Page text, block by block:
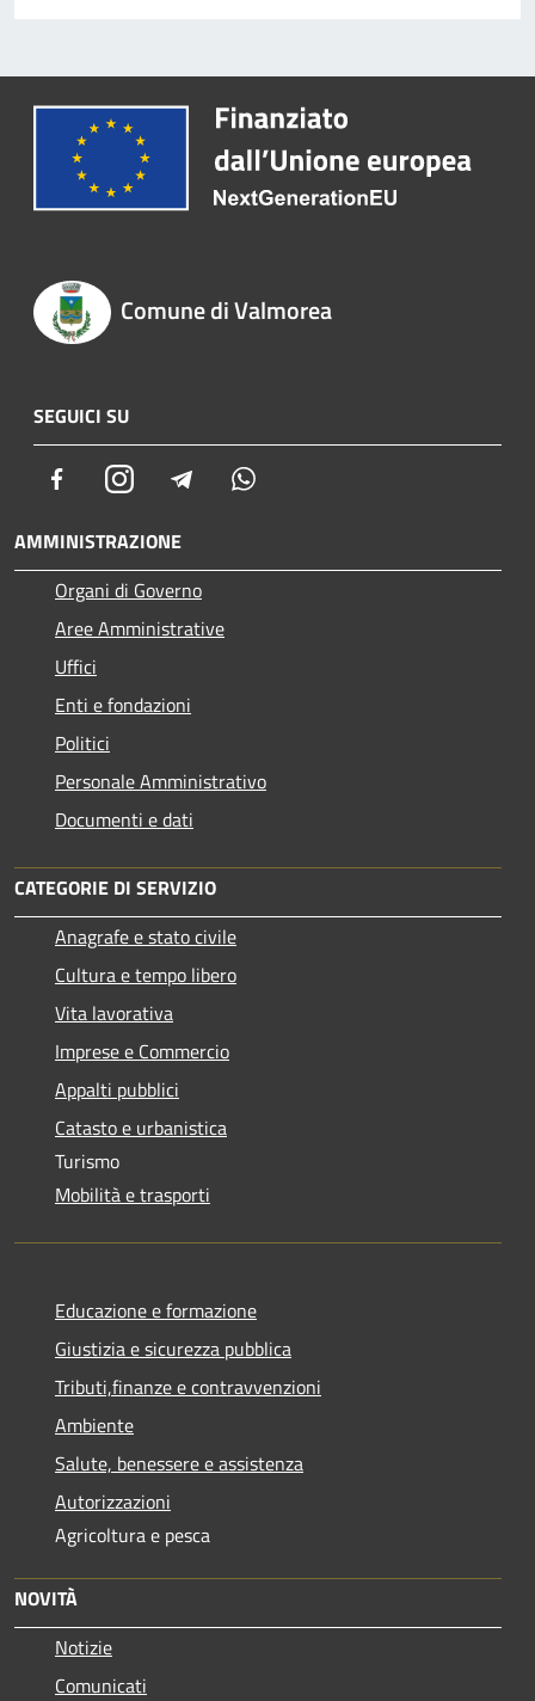
Comune di Valmorea
SEGUICI SU
FacebookInstagram Telegram
AMMINISTRAZIONE
Organi di Governo
Aree Amministrative
Uffici
Enti e fondazioni
Politici
Personale Amministrativo
Documenti e dati
CATEGORIE DI SERVIZIO
Anagrafe e stato civile
Cultura e tempo libero
Vita lavorativa
Imprese e Commercio
Appalti pubblici
Catasto e urbanistica
Turismo
Mobilità e trasporti
Educazione e formazione
Giustizia e sicurezza pubblica
Tributi,finanze e contravvenzioni
Ambiente
Salute, benessere e assistenza
Autorizzazioni
Agricoltura e pesca
NOVITÀ
Notizie
Comunicati